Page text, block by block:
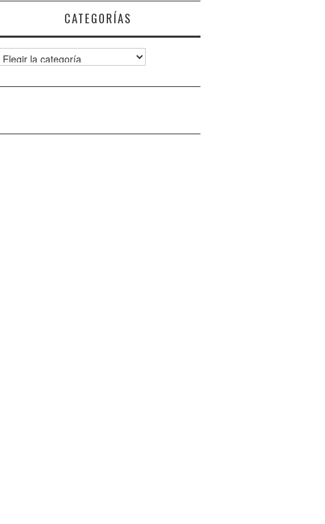
CATEGORÍAS
Categorías